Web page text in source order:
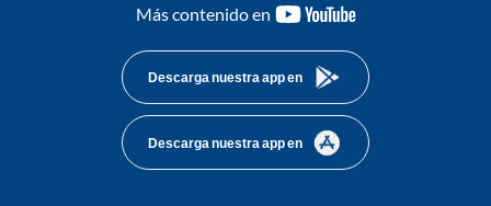
Más contenido en
youtube-
Descarga nuestra app en
Descarga nuestra app en